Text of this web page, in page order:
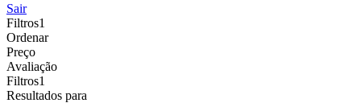
Sair
Filtros1
Ordenar
Preço
Avaliação
Filtros1
Resultados para